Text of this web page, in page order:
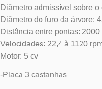
Diâmetro admissível sobre
Diâmetro do furo da árvore:
Distância entre pontas: 2000
Velocidades: 22,4 à 1120
Motor: 5 cv
-Placa 3 castanhas